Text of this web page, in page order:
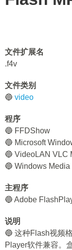
文件扩展名
.f4v
文件类别
🔵 video
程序
🔵 FFDShow
🔵 Microsoft
🔵 VideoLAN VLC
🔵 Windows Media
主程序
🔵 Adobe
说明
🔵 这种Flash视频
Player软件兼容。